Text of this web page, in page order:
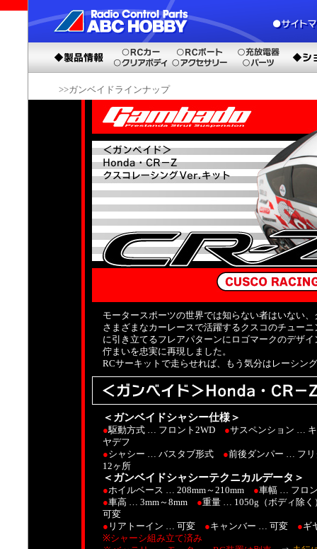
>>ガンベイドラインナップ
モータースポーツの世界では知らない者はいない
さまざまなカーレースで活躍するクスコのチュー
に引き立てるフレアパターンにロゴマークのデザ
佇まいを忠実に再現しました。
RCサーキットで走らせれば、もう気分はレーシン
＜ガンベイドシャシー仕様＞
●駆動方式 … フロント2WD ●サスペンション …
ヤデフ
●シャシー … バスタブ形式 ●前後ダンパー … フ
12ヶ所
＜ガンベイドシャシーテクニカルデータ＞
●ホイルベース … 208mm～210mm ●車幅 … フロ
●車高 … 3mm～8mm ●重量 … 1050g（ボディ除
可変
● リアトーイン … 可変 ●キャンバー … 可変 ●ギ
※シャーシ組み立て済み